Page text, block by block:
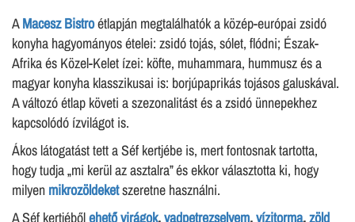
AMacesz Bistroétlapján megtalálhatók a közép-európai zsidó
konyha hagyományos ételei: zsidó tojás, sólet, flódni; Észak-
Afrika és Közel-Kelet ízei: köfte, muhammara, hummusz és a
magyar konyha klasszikusai is: borjúpaprikás tojásos galuskával.
A változó étlap követi a szezonalitást és a zsidó ünnepekhez
kapcsolódó ízvilágot is.
Ákos látogatást tett a Séf kertjébe is, mert fontosnak tartotta,
hogy tudja „mi kerül az asztalra” és ekkor választotta ki, hogy
milyen mikrozöldeketszeretne használni.
A Séf kertjébőlehető virágok,vadpetrezselyem,vízitorma,zöld